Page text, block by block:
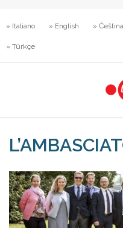
» Italiano » English » Čeština
» Türkçe